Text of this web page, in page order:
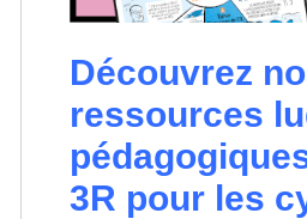
Découvrez
ressources
3R pour les